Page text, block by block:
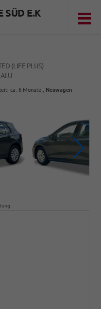
SÜD E.K
(LIFE PLUS)
ca. 6 Monate , Neuwagen